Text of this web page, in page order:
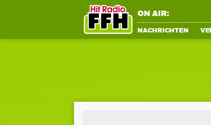
ON AIR:
NACHRICHTEN